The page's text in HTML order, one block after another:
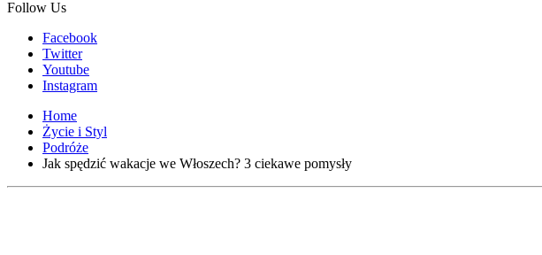
Follow Us
Facebook
Twitter
Youtube
Instagram
Home
Życie i Styl
Podróże
Jak spędzić wakacje we Włoszech? 3 ciekawe pomysły